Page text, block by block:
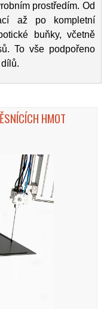
prostředím. Od
až po kompletní
buňky, včetně
To vše podpořeno
HMOT